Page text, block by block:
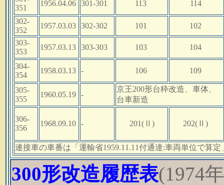
351
1956.04.06 301-301 113 114
302-
352
1957.03.03 302-302 101
102
303-
353
1957.03.13 303-303 103 104
304-
354
1958.03.13 - 106 109
305-
355
1960.05.19 -
京王200形台枠改造、車体、
台車新造
306-
356
1968.09.10 - 201(Ⅱ) 202(Ⅱ)
連接車の車番は「運輸省1959.11.11付通達:車両単位で算
300形改造履歴表(1974